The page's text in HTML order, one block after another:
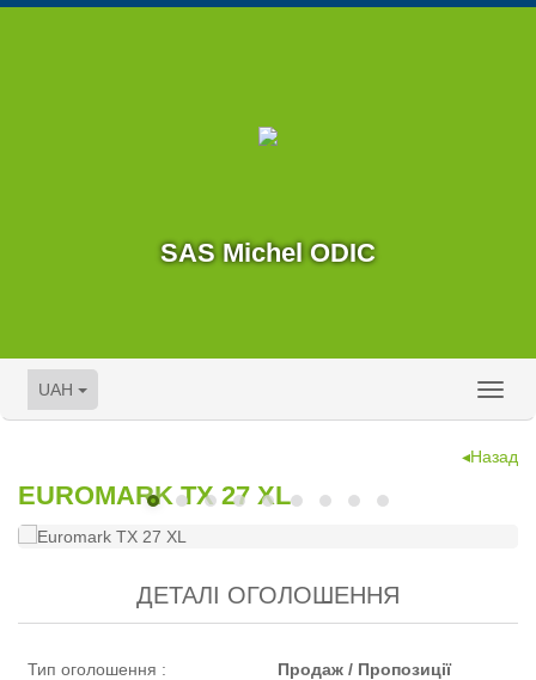
SAS Michel ODIC
UAH
◂Назад
EUROMARK TX 27 XL
ДЕТАЛІ ОГОЛОШЕННЯ
Тип оголошення : Продаж / Пропозиції